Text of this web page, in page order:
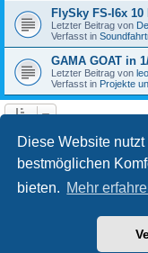
Diese Website
bestmöglichen
bieten. Mehr
FlySky FS-I6x
Letzter Beitrag von
Verfasst in
GAMA GOAT in
Letzter Beitrag von
Verfasst in Projekte
Die Suche
Powered by